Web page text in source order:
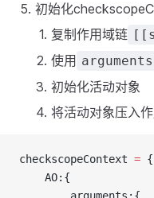
初始化
复制作用域链
使用 arguments
初始化活动对象
将活动对象压入
checkscopeContext = {
    AO:{